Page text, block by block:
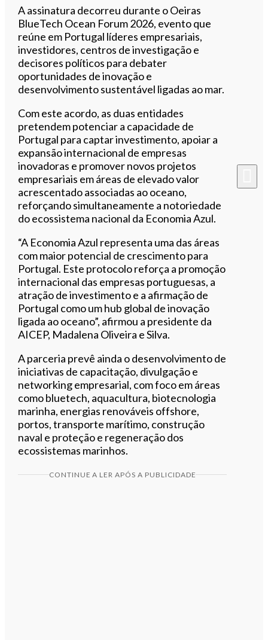
A assinatura decorreu durante o Oeiras
BlueTech Ocean Forum 2026, evento que
reúne em Portugal líderes empresariais,
investidores, centros de investigação e
decisores políticos para debater
oportunidades de inovação e
desenvolvimento sustentável ligadas ao mar.
Com este acordo, as duas entidades
pretendem potenciar a capacidade de
Portugal para captar investimento, apoiar a
expansão internacional de empresas
inovadoras e promover novos projetos
empresariais em áreas de elevado valor
acrescentado associadas ao oceano,
reforçando simultaneamente a notoriedade
do ecossistema nacional da Economia Azul.
“A Economia Azul representa uma das áreas
com maior potencial de crescimento para
Portugal. Este protocolo reforça a promoção
internacional das empresas portuguesas, a
atração de investimento e a afirmação de
Portugal como um hub global de inovação
ligada ao oceano”, afirmou a presidente da
AICEP, Madalena Oliveira e Silva.
A parceria prevê ainda o desenvolvimento de
iniciativas de capacitação, divulgação e
networking empresarial, com foco em áreas
como bluetech, aquacultura, biotecnologia
marinha, energias renováveis offshore,
portos, transporte marítimo, construção
naval e proteção e regeneração dos
ecossistemas marinhos.
CONTINUE A LER APÓS A PUBLICIDADE